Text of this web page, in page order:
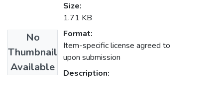
No
Thumbnail
Available
Size:
1.71 KB
Format:
Item-specific license agreed to
upon submission
Description: